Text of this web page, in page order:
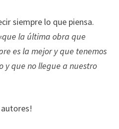
siempre lo que piensa.
la última obra que
es la mejor y que tenemos
y que no llegue a nuestro